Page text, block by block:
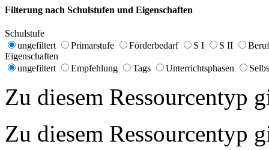
Filterung nach Schulstufen und Eigenschaften
Schulstufe
ungefiltert
Primarstufe Förderbedarf S I S II
Eigenschaften
ungefiltert
Empfehlung Tags Unterrichtsphasen
Zu diesem Ressourcentyp
Zu diesem Ressourcentyp